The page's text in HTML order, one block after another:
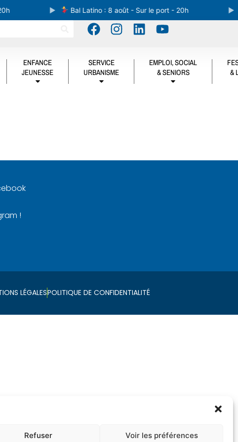
Refuser Voir les préférences
Bal Latino : 8 août - Sur le port - 20h
ENFANCE
JEUNESSE
SERVICE
URBANISME
EMPLOI, SOCIAL
& SENIORS
&
!
LÉGALESPOLITIQUE DE CONFIDENTIALITÉ